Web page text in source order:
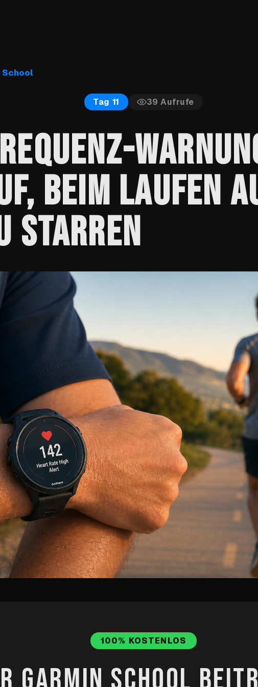
School
Tag 11 39 Aufrufe
BEIM LAUFEN
STARREN
auf deinem Garmin ein und
— laufe nach Gefühl, nicht nach
100% KOSTENLOS